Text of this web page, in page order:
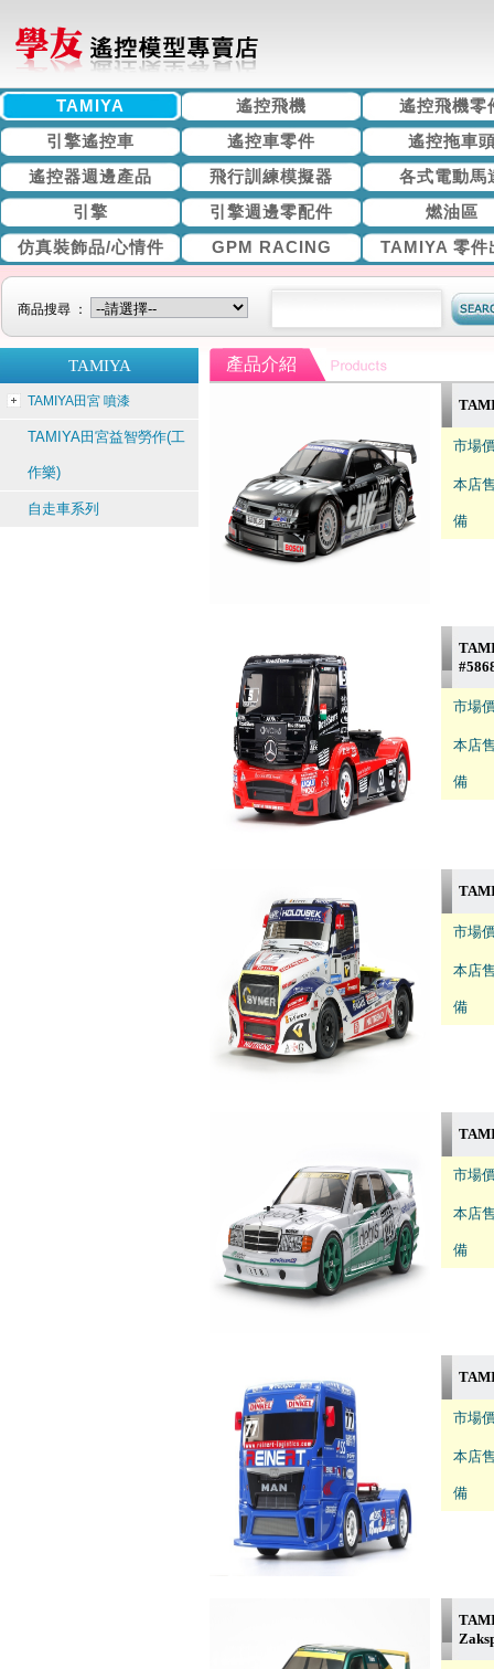
TAMIYA 遙控飛機
遙控飛機零
引擎遙控車
遙控車零件
遙控拖車
遙控器週邊產品
飛行訓練模擬器
各式電動馬
引擎
引擎週邊零配件
燃油區
仿真裝飾品/心情件
GPM RACING TAMIYA 零件
商品搜尋 ：
TAMIYA
TAMIYA田宮 噴漆
TAMIYA田宮益智勞作(工
作樂)
自走車系列
產品介紹
市場
本店
備
市場
本店
備
市場
本店
備
市場
本店
備
市場
本店
備